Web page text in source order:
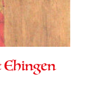
Ehingen